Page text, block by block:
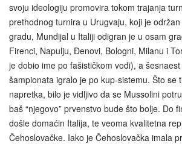
svoju ideologiju promovira tokom trajanja
prethodnog turnira u Urugvaju, koji je
gradu, Mundijal u Italiji odigran je u osam
Firenci, Napulju, Đenovi, Bologni, Milanu i
je dobio ime po fašističkom vođi), a
šampionata igralo je po kup-sistemu. Što se
napretka, bilo je vidljivo da se Mussolini
baš “njegovo” prvenstvo bude što bolje. Do
došle domaćin Italija, te veoma kvalitetna
Čehoslovačke. Iako je Čehoslovačka imala